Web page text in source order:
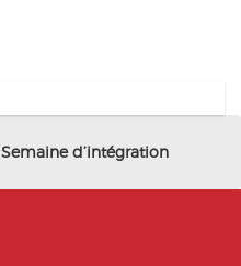
Semaine d’intégration